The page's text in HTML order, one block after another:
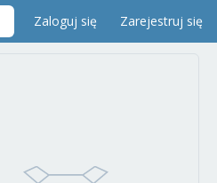
Zaloguj się Zarejestruj się